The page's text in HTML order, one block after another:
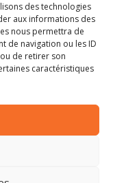
des technologies
aux informations des
nous permettra de
de navigation ou les ID
de retirer son
caractéristiques
ce.com
ce.com